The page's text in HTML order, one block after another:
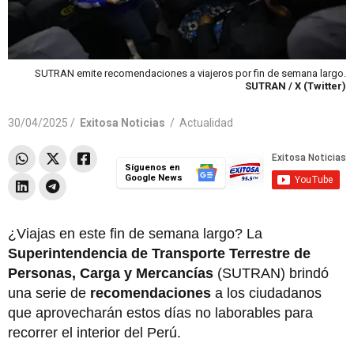
SUTRAN emite recomendaciones a viajeros por fin de semana largo.
SUTRAN / X (Twitter)
30/04/2025 / Exitosa Noticias / Actualidad
Síguenos en
Google News
¿Viajas en este fin de semana largo? La
Superintendencia de Transporte Terrestre de
Personas, Carga y Mercancías (SUTRAN) brindó
una serie de recomendaciones a los ciudadanos
que aprovecharán estos días no laborables para
recorrer el interior del Perú.